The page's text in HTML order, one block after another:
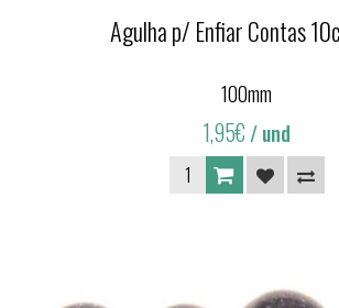
Agulha p/ Enfiar Contas
100mm
1,95€/ und